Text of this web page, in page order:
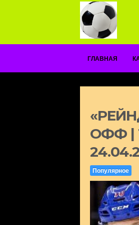
ГЛАВНАЯ
ОФФ |
Популярное